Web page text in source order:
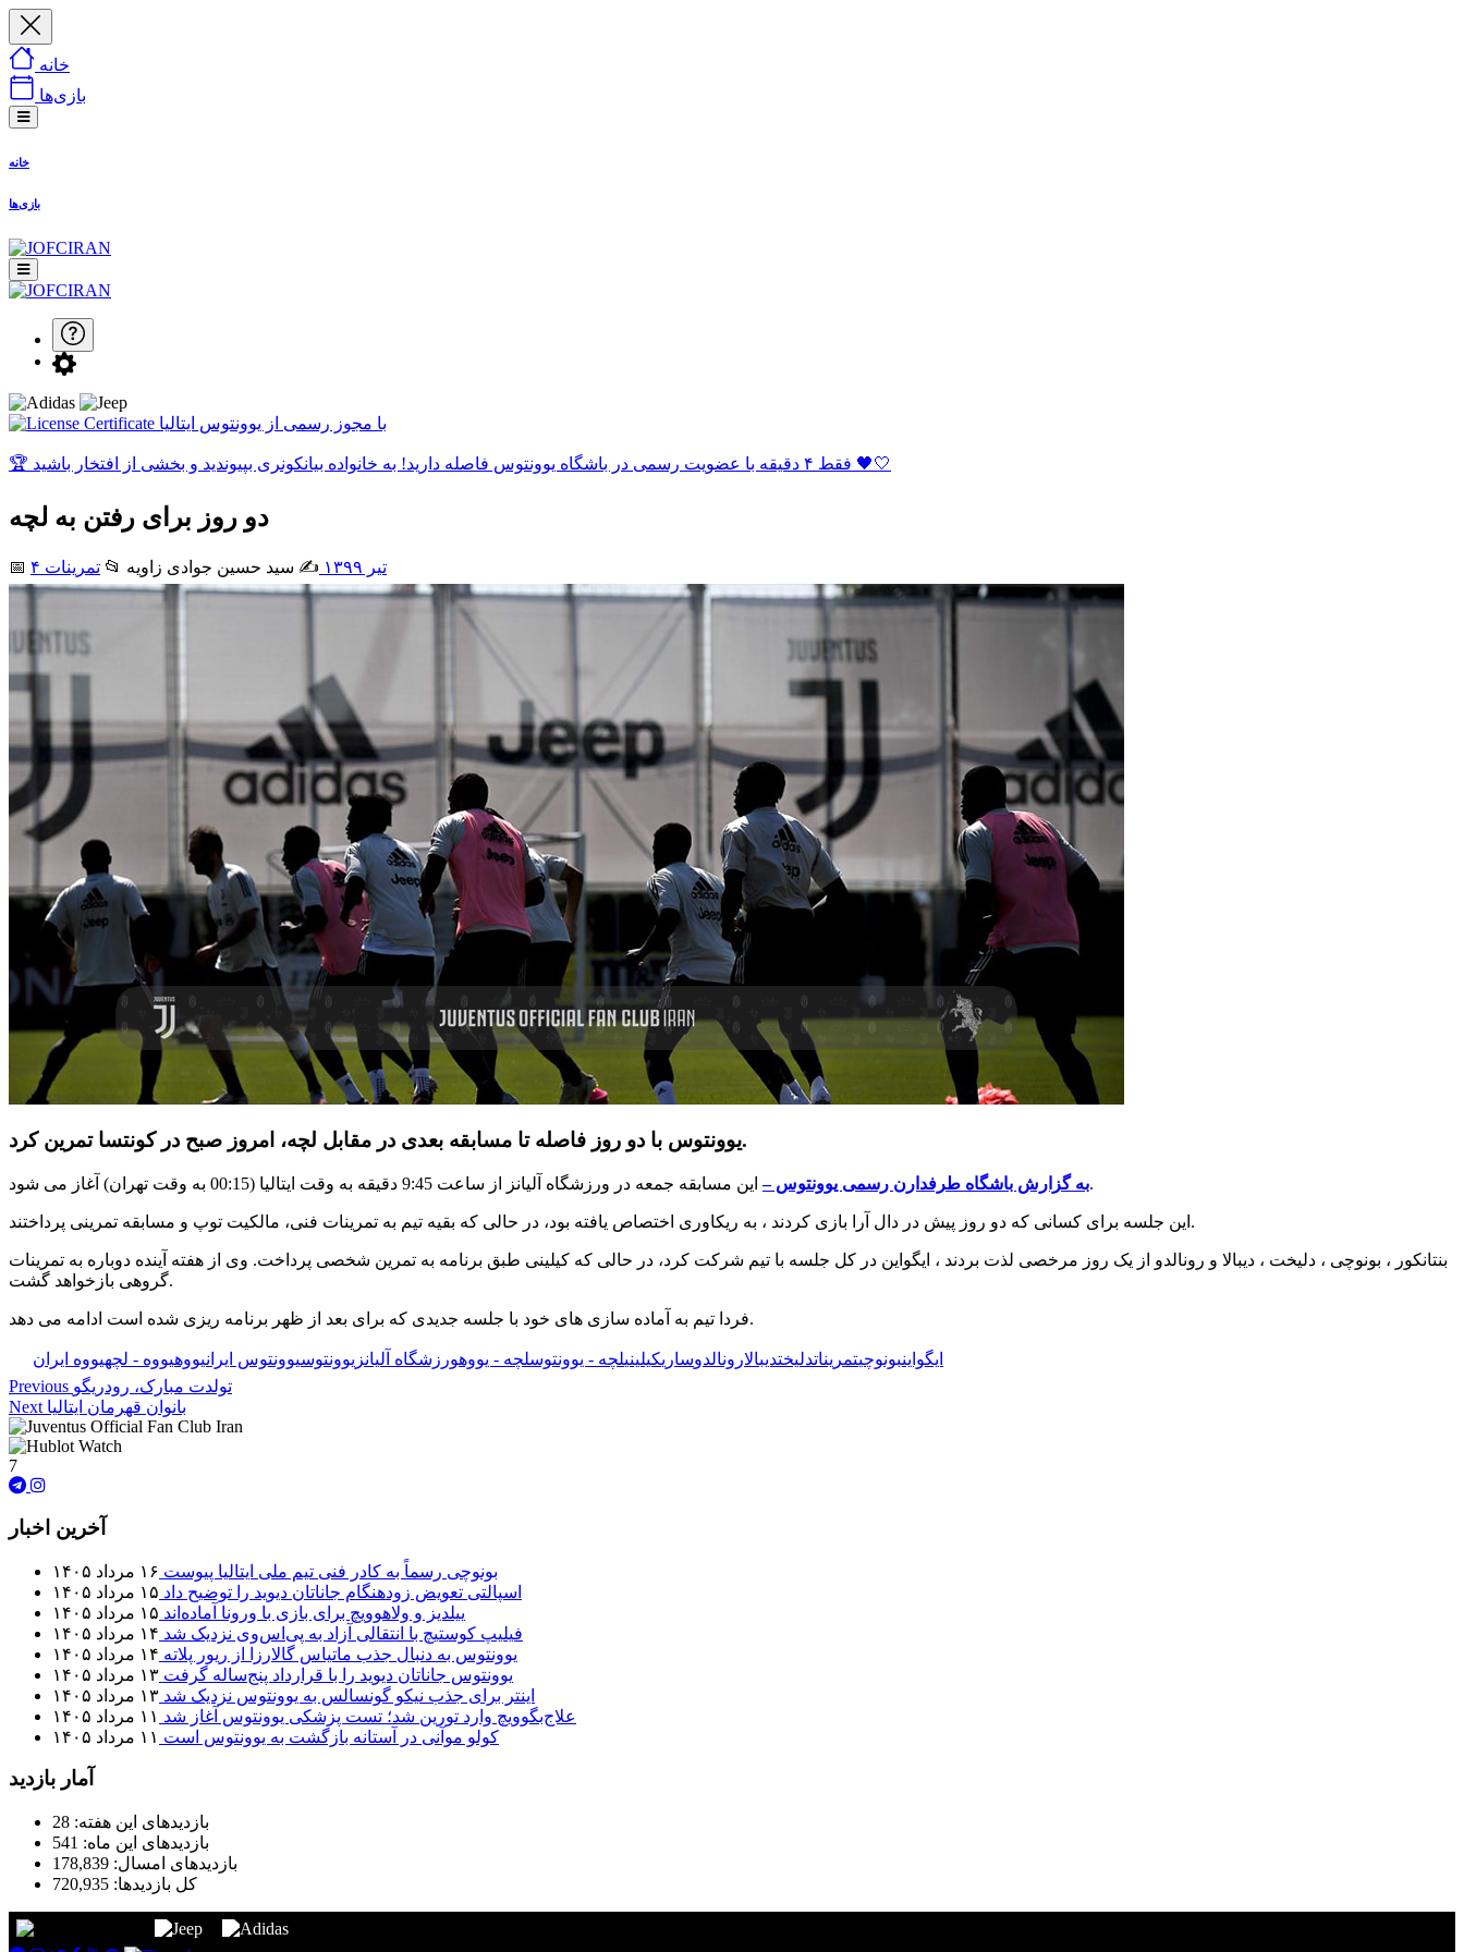
خانه
بازی‌ها
خانه
بازی‌ها
با مجوز رسمی از یوونتوس ایتالیا
🏆 فقط ۴ دقیقه با عضویت رسمی در باشگاه یوونتوس فاصله دارید! به خانواده بیانکونری بپیوندید و بخشی از افتخار باشید 🖤🤍
دو روز برای رفتن به لچه
📅 ۴ تیر ۱۳۹۹ ✍️ سید حسین جوادی زاويه 📂 تمرینات
یوونتوس با دو روز فاصله تا مسابقه بعدی در مقابل لچه، امروز صبح در کونتسا تمرین کرد.
به گزارش باشگاه طرفدارن رسمی یوونتوس –این مسابقه جمعه در ورزشگاه آلیانز از ساعت 9:45 دقیقه به وقت ایتالیا (00:15 به وقت تهران) آغاز می شود.
این جلسه برای کسانی که دو روز پیش در دال آرا بازی کردند ، به ریکاوری اختصاص یافته بود، در حالی که بقیه تیم به تمرینات فنی، مالکیت توپ و مسابقه تمرینی پرداختند.
بنتانکور ، بونوچی ، دلیخت ، دیبالا و رونالدو از یک روز مرخصی لذت بردند ، ایگواین در کل جلسه با تیم شرکت کرد، در حالی که کیلینی طبق برنامه به تمرین شخصی پرداخت. وی از هفته آینده دوباره به تمرینات
گروهی بازخواهد گشت.
فردا تیم به آماده سازی های خود با جلسه جدیدی که برای بعد از ظهر برنامه ریزی شده است ادامه می دهد.
ایگواینبونوچیتمریناتدلیختدیبالارونالدوساریکیلینیلچه - یوونتوسلچه - یووهورزشگاه آلیانز یوونتوسیوونتوس ایرانیووهیووه - لچهیووه ایران
Previous تولدت مبارک، رودریگو
Next بانوان قهرمان ایتالیا
7
آخرین اخبار
بونوچی رسماً به کادر فنی تیم ملی ایتالیا پیوست ۱۶ مرداد ۱۴۰۵
اسپالتی تعویض زودهنگام جاناتان دیوید را توضیح داد ۱۵ مرداد ۱۴۰۵
ییلدیز و ولاهوویچ برای بازی با ورونا آماده‌اند ۱۵ مرداد ۱۴۰۵
فیلیپ کوستیچ با انتقالی آزاد به پی‌اس‌وی نزدیک شد ۱۴ مرداد ۱۴۰۵
یوونتوس به دنبال جذب ماتیاس گالارزا از ریور پلاته ۱۴ مرداد ۱۴۰۵
یوونتوس جاناتان دیوید را با قرارداد پنج‌ساله گرفت ۱۳ مرداد ۱۴۰۵
اینتر برای جذب نیکو گونسالس به یوونتوس نزدیک شد ۱۳ مرداد ۱۴۰۵
علاج‌بگوویچ وارد تورین شد؛ تست پزشکی یوونتوس آغاز شد ۱۱ مرداد ۱۴۰۵
کولو موآنی در آستانه بازگشت به یوونتوس است ۱۱ مرداد ۱۴۰۵
آمار بازدید
بازدیدهای این هفته: 28
بازدیدهای این ماه: 541
بازدیدهای امسال: 178,839
کل بازدیدها: 720,935